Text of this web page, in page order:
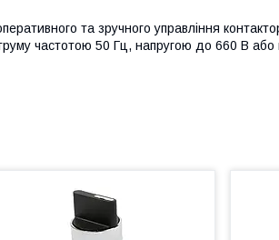
та зручного управління
частотою 50 Гц, напругою до 660 В або